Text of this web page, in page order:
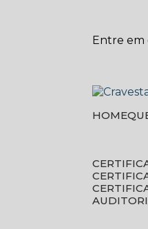
Entre em
HOME